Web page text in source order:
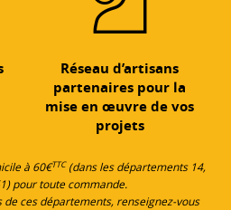
Réseau d’artisans
partenaires pour la
mise en œuvre de vos
projets
à 60€TTC(dans les départements 14,
pour toute commande.
ces départements, renseignez-vous